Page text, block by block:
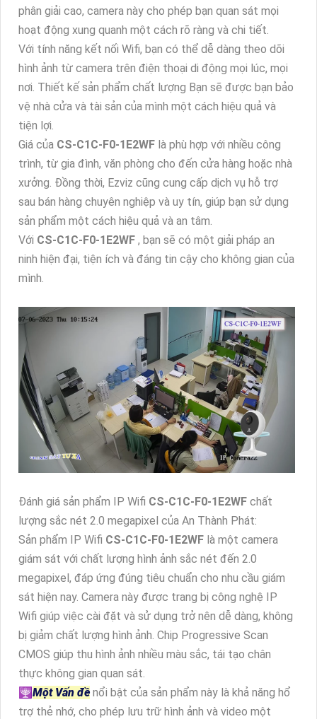
phân giải cao, camera này cho phép bạn quan sát mọi
hoạt động xung quanh một cách rõ ràng và chi tiết.
Với tính năng kết nối Wifi, bạn có thể dễ dàng theo dõi
hình ảnh từ camera trên điện thoại di động mọi lúc, mọi
nơi. Thiết kế sản phẩm chất lượng Bạn sẽ được bạn bảo
vệ nhà cửa và tài sản của mình một cách hiệu quả và
tiện lợi.
Giá của CS-C1C-F0-1E2WF là phù hợp với nhiều công
trình, từ gia đình, văn phòng cho đến cửa hàng hoặc nhà
xưởng. Đồng thời, Ezviz cũng cung cấp dịch vụ hỗ trợ
sau bán hàng chuyên nghiệp và uy tín, giúp bạn sử dụng
sản phẩm một cách hiệu quả và an tâm.
Với CS-C1C-F0-1E2WF , bạn sẽ có một giải pháp an
ninh hiện đại, tiện ích và đáng tin cậy cho không gian của
mình.
Đánh giá sản phẩm IP Wifi CS-C1C-F0-1E2WF chất
lượng sắc nét 2.0 megapixel của An Thành Phát:
Sản phẩm IP Wifi CS-C1C-F0-1E2WF là một camera
giám sát với chất lượng hình ảnh sắc nét đến 2.0
megapixel, đáp ứng đúng tiêu chuẩn cho nhu cầu giám
sát hiện nay. Camera này được trang bị công nghệ IP
Wifi giúp việc cài đặt và sử dụng trở nên dễ dàng, không
bị giảm chất lượng hình ảnh. Chip Progressive Scan
CMOS giúp thu hình ảnh nhiều màu sắc, tái tạo chân
thực không gian quan sát.
🕎Một Vấn đề nổi bật của sản phẩm này là khả năng hổ
trợ thẻ nhớ, cho phép lưu trữ hình ảnh và video một